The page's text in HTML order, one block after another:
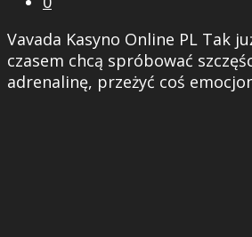
Vavada Kasyno Online PL Tak
czasem chcą spróbować
adrenalinę, przeżyć coś